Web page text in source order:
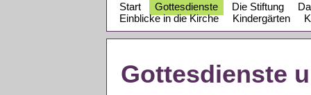
Start Gottesdienste Die Stiftung
Einblicke in die Kirche
Kindergärten
Gottesdienste